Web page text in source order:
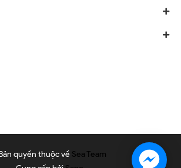
quyền thuộc về Sea Team